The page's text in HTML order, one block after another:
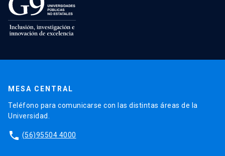
MESA CENTRAL
Teléfono para comunicarse con las distintas áreas de la
Universidad.
phone (56)95504 4000